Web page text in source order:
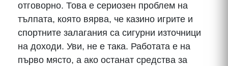
отговорно. Това е сериозен проблем на
тълпата, която вярва, че казино игрите и
спортните залагания са сигурни източници
на доходи. Уви, не е така. Работата е на
първо място, а ако останат средства за